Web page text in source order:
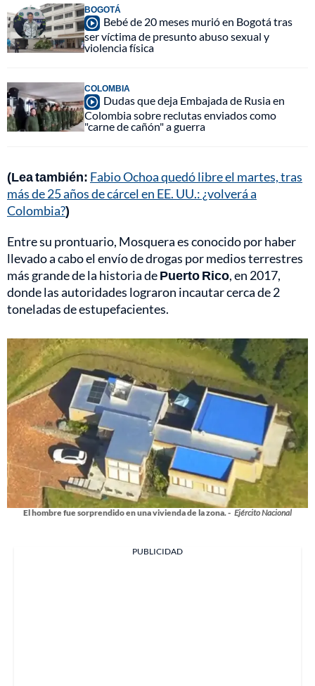
BOGOTÁ
Bebé de 20 meses murió en Bogotá tras
ser víctima de presunto abuso sexual y
violencia física
COLOMBIA
Dudas que deja Embajada de Rusia en
Colombia sobre reclutas enviados como
"carne de cañón" a guerra
(Lea también: Fabio Ochoa quedó libre el martes, tras
más de 25 años de cárcel en EE. UU.: ¿volverá a
Colombia?)
Entre su prontuario, Mosquera es conocido por haber
llevado a cabo el envío de drogas por medios terrestres
más grande de la historia dePuerto Rico, en 2017,
donde las autoridades lograron incautar cerca de 2
toneladas de estupefacientes.
El hombre fue sorprendido en una vivienda de la zona. - Ejército Nacional
PUBLICIDAD